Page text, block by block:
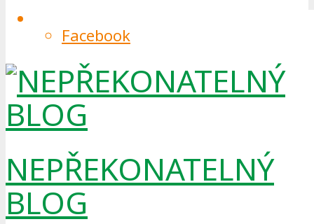
Facebook
NEPŘEKONATELNÝ
BLOG
Ekologické rozloučení s mazlíčky
Pražské služby
Published on
Možná to zní na první pohled poněkud
svérázně, ale i s domácími mazlíčky se lze
rozloučit důstojně a ekologicky. Řešení nabízí
projekt Mykofin.